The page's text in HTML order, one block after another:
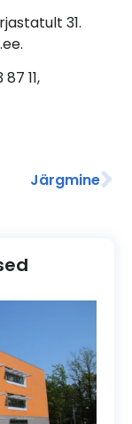
31.
11,
Järgmine